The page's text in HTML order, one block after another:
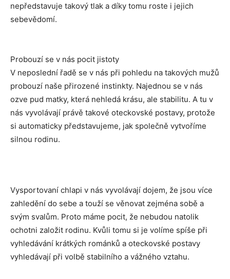
nepředstavuje takový tlak a díky tomu roste i jejich
sebevědomí.
Probouzí se v nás pocit jistoty
V neposlední řadě se v nás při pohledu na takových mužů
probouzí naše přirozené instinkty. Najednou se v nás
ozve pud matky, která nehledá krásu, ale stabilitu. A tu v
nás vyvolávají právě takové oteckovské postavy, protože
si automaticky představujeme, jak společně vytvoříme
silnou rodinu.
Vysportovaní chlapi v nás vyvolávají dojem, že jsou více
zahledění do sebe a touží se věnovat zejména sobě a
svým svalům. Proto máme pocit, že nebudou natolik
ochotni založit rodinu. Kvůli tomu si je volíme spíše při
vyhledávání krátkých románků a oteckovské postavy
vyhledávají při volbě stabilního a vážného vztahu.